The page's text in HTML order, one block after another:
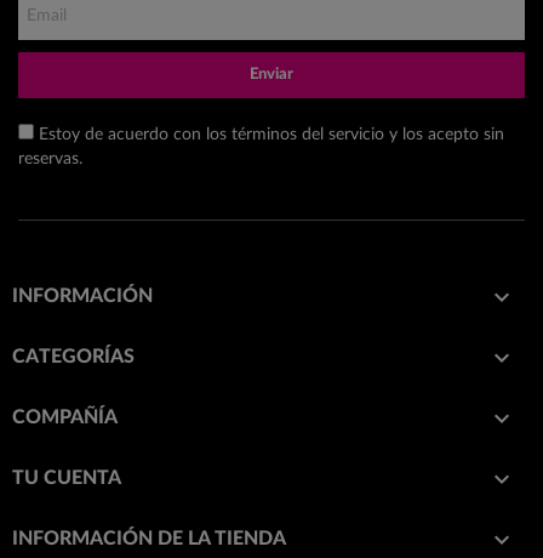
Enviar
Estoy de acuerdo con los términos del servicio y los acepto sin
reservas.
INFORMACIÓN 
CATEGORÍAS 
COMPAÑÍA 
TU CUENTA 
INFORMACIÓN DE LA TIENDA keyboard_arrow_down